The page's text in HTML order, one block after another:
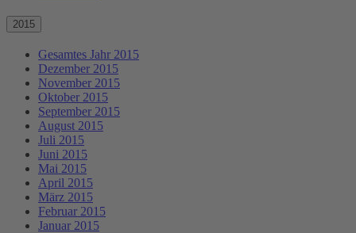
2015
Gesamtes Jahr 2015
Dezember 2015
November 2015
Oktober 2015
September 2015
August 2015
Juli 2015
Juni 2015
Mai 2015
April 2015
März 2015
Februar 2015
Januar 2015